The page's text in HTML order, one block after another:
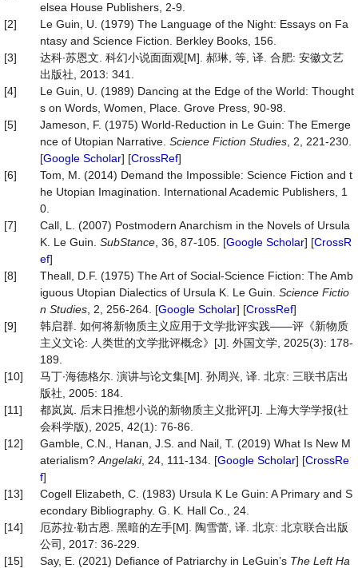
elsea House Publishers, 2-9.
[2]
Le Guin, U. (1979) The Language of the Night: Essays on Fa
ntasy and Science Fiction. Berkley Books, 156.
[3]
达科∙苏恩文. 科幻小说面面观[M]. 郝琳, 等, 译. 合肥: 安徽文艺
出版社, 2013: 341.
[4]
Le Guin, U. (1989) Dancing at the Edge of the World: Thought
s on Words, Women, Place. Grove Press, 90-98.
[5]
Jameson, F. (1975) World-Reduction in Le Guin: The Emerge
nce of Utopian Narrative. Science Fiction Studies , 2, 221-230.
[Google Scholar] [CrossRef]
[6]
Tom, M. (2014) Demand the Impossible: Science Fiction and t
he Utopian Imagination. International Academic Publishers, 1
0.
[7]
Call, L. (2007) Postmodern Anarchism in the Novels of Ursula
K. Le Guin. SubStance , 36, 87-105. [Google Scholar] [CrossR
ef]
[8]
Theall, D.F. (1975) The Art of Social-Science Fiction: The Amb
iguous Utopian Dialectics of Ursula K. Le Guin. Science Fictio
n Studies , 2, 256-264. [Google Scholar] [CrossRef]
[9]
韩启群. 如何将新物质主义应用于文学批评实践——评《新物质
主义文论: 人类世的文学批评概念》[J]. 外国文学, 2025(3): 178-
189.
[10]
马丁∙海德格尔. 演讲与论文集[M]. 孙周兴, 译. 北京: 三联书店出
版社, 2005: 184.
[11]
都岚岚. 后末日推想小说的新物质主义批评[J]. 上海大学学报(社
会科学版), 2025, 42(1): 76-86.
[12]
Gamble, C.N., Hanan, J.S. and Nail, T. (2019) What Is New M
aterialism? Angelaki, 24, 111-134. [Google Scholar] [CrossRe
f]
[13]
Cogell Elizabeth, C. (1983) Ursula K Le Guin: A Primary and S
econdary Bibliography. G. K. Hall Co., 24.
[14]
厄苏拉∙勒古恩. 黑暗的左手[M]. 陶雪蕾, 译. 北京: 北京联合出版
公司, 2017: 36-229.
[15]
Say, E. (2021) Defiance of Patriarchy in LeGuin’s The Left Ha